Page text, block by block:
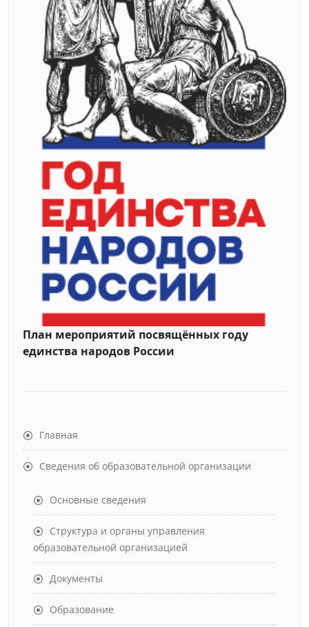
План мероприятий посвящённых году
единства народов России
Главная
Сведения об образовательной организации
Основные сведения
Структура и органы управления
образовательной организацией
Документы
Образование